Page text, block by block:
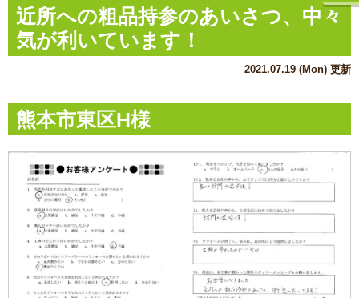
近所への粗品持参のあいさつ、中々
気が利いています！
2021.07.19 (Mon) 更新
熊本市東区H様